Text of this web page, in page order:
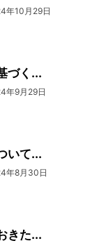
年10月29日
づく...
年9月29日
いて...
年8月30日
きた...